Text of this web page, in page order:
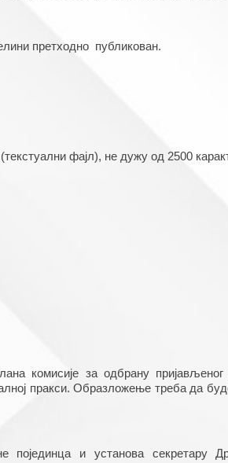
претходно  публикован.
фајл), не дужу од 2500
комисије за одбрану
пракси. Образложење треба да
и установа секретару